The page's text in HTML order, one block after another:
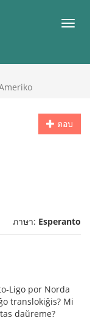
เมนู
ตอบ
ภาษา: Esperanto
Ligo por Norda
translokiĝis? Mi
daŭreme?